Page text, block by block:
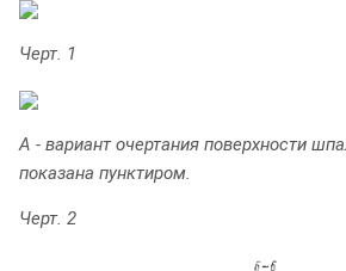
Черт. 1
А - вариант очертания поверхности
показана пунктиром.
Черт. 2